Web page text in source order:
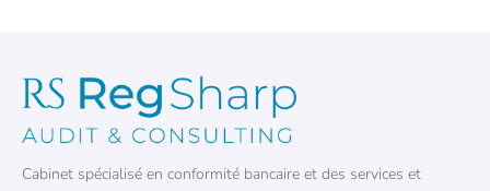
Cabinet spécialisé en conformité bancaire et des services et